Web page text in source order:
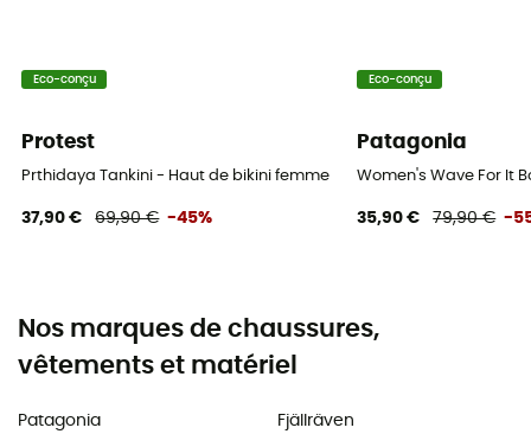
Eco-conçu
Protest
Prthidaya Tankini - Haut de bikini femme
37,90 € 69,90 € -45%
Eco-conçu
Patagonia
Women's Wave For It
35,90 € 79,90 € -
Nos marques de chaussures,
vêtements et matériel
Patagonia
Fjällräven